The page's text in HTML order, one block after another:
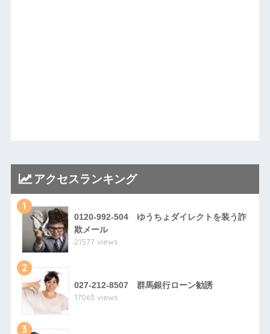
アクセスランキング
1
0120-992-504 ゆうちょダイレクトを装う詐
欺メール
21577 views
2
027-212-8507 群馬銀行ローン勧誘
17063 views
3